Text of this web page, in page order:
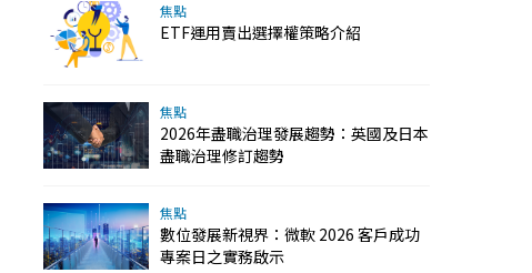
焦點
ETF運用賣出選擇權策略介紹
焦點
2026年盡職治理發展趨勢：英國及日本
盡職治理修訂趨勢
焦點
數位發展新視界：微軟 2026 客戶成功
專案日之實務啟示